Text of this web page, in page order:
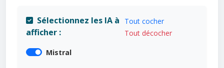
Sélectionnez les IA à
afficher :
Tout cocher
Tout décocher
Mistral